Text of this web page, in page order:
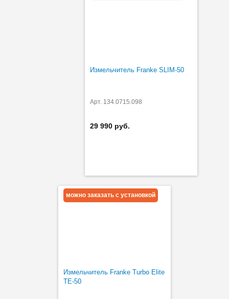
Измельчитель Franke SLIM-50
Арт. 134.0715.098
29 990 руб.
можно заказать с установкой
Измельчитель Franke Turbo Elite
TE-50